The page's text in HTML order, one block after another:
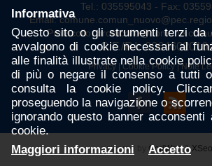
Tel.: 035595043 - Fax:
Email:
Protocollo:
C.F./P.I:
Privacy|Cookie Policy|Note
powered by CoriWeb&XSeo
Informativa
Questo sito o gli strumenti terzi da
avvalgono di cookie necessari al
alle finalità illustrate nella cookie
di più o negare il consenso a tutti
consulta la cookie policy.
proseguendo la navigazione o
ignorando questo banner acconsenti
cookie.
Maggiori informazioni
Accetto